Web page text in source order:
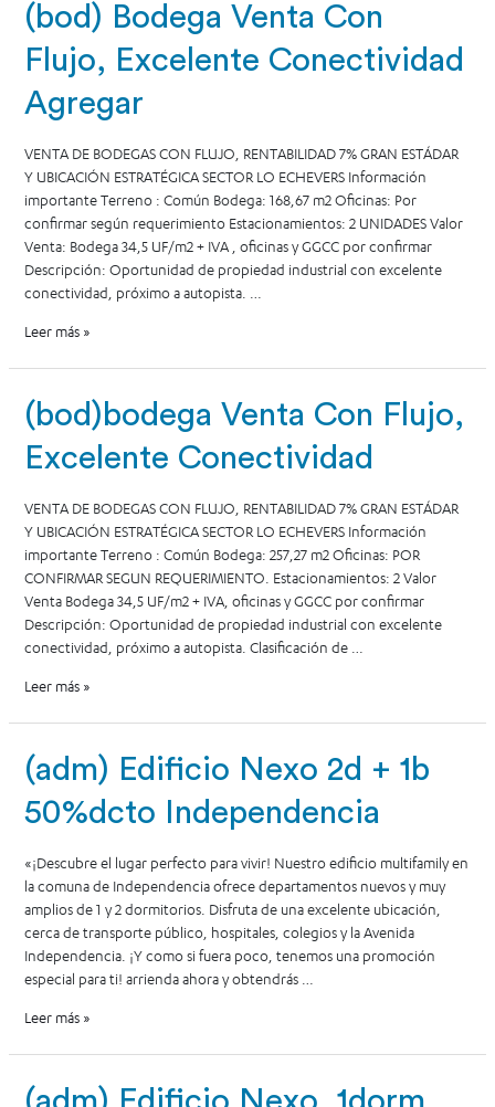
(bod) Bodega Venta Con
Flujo, Excelente Conectividad
Agregar
VENTA DE BODEGAS CON FLUJO, RENTABILIDAD 7% GRAN ESTÁDAR
Y UBICACIÓN ESTRATÉGICA SECTOR LO ECHEVERS Información
importante Terreno : Común Bodega: 168,67 m2 Oficinas: Por
confirmar según requerimiento Estacionamientos: 2 UNIDADES Valor
Venta: Bodega 34,5 UF/m2 + IVA , oficinas y GGCC por confirmar
Descripción: Oportunidad de propiedad industrial con excelente
conectividad, próximo a autopista. …
Leer más »
(bod)bodega Venta Con Flujo,
Excelente Conectividad
VENTA DE BODEGAS CON FLUJO, RENTABILIDAD 7% GRAN ESTÁDAR
Y UBICACIÓN ESTRATÉGICA SECTOR LO ECHEVERS Información
importante Terreno : Común Bodega: 257,27 m2 Oficinas: POR
CONFIRMAR SEGUN REQUERIMIENTO. Estacionamientos: 2 Valor
Venta Bodega 34,5 UF/m2 + IVA, oficinas y GGCC por confirmar
Descripción: Oportunidad de propiedad industrial con excelente
conectividad, próximo a autopista. Clasificación de …
Leer más »
(adm) Edificio Nexo 2d + 1b
50%dcto Independencia
«¡Descubre el lugar perfecto para vivir! Nuestro edificio multifamily en
la comuna de Independencia ofrece departamentos nuevos y muy
amplios de 1 y 2 dormitorios. Disfruta de una excelente ubicación,
cerca de transporte público, hospitales, colegios y la Avenida
Independencia. ¡Y como si fuera poco, tenemos una promoción
especial para ti! arrienda ahora y obtendrás …
Leer más »